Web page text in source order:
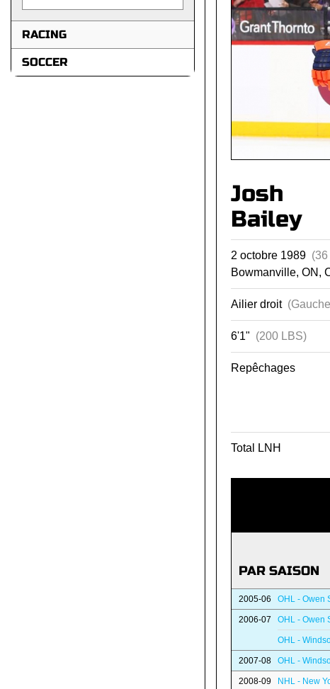
RACING
SOCCER
Josh
Bailey
2 octobre 1989
Bowmanville, ON,
Ailier droit
6'1" (200 LBS)
Repêchages
Total LNH
PAR SAISON
2005-06 OHL - Owen
2006-07 OHL - Owen
OHL -
2007-08 OHL -
2008-09 NHL - New